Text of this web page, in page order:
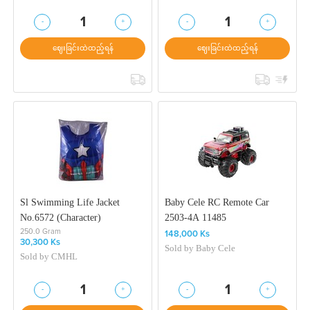
- 1
+
ဈေးခြင်းထဲထည့်ရန်
- 1
+
ဈေးခြင်းထဲထည့်ရန်
Sl Swimming Life Jacket
No.6572 (Character)
250.0 Gram
30,300 Ks
Sold byCMHL
- 1
+
Baby Cele RC Remote Car
2503-4A 11485
148,000 Ks
Sold byBaby Cele
- 1
+